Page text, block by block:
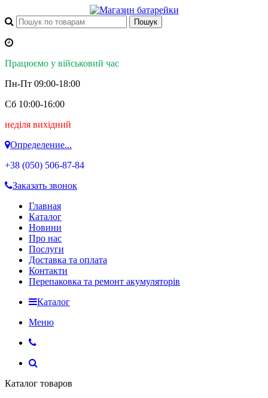
Працюємо у військовий час
Пн-Пт 09:00-18:00
Сб 10:00-16:00
неділя вихідний
Определение...
+38 (050) 506-87-84
Заказать звонок
Главная
Каталог
Новини
Про нас
Послуги
Доставка та оплата
Контакти
Перепаковка та ремонт акумуляторів
Каталог
Меню
Каталог товаров